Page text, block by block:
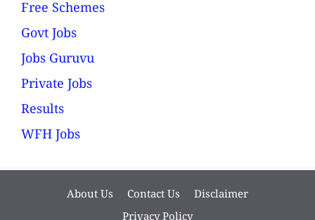
Free Schemes
Govt Jobs
Jobs Guruvu
Private Jobs
Results
WFH Jobs
About Us Contact Us
Disclaimer